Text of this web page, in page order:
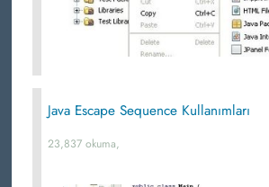
Java Escape Sequence Kullanımları
23,837 okuma,